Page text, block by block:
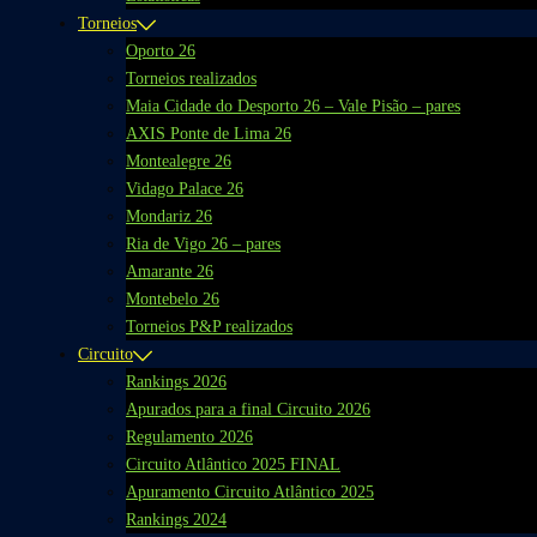
Torneios
Oporto 26
Torneios realizados
Maia Cidade do Desporto 26 – Vale Pisão – pares
AXIS Ponte de Lima 26
Montealegre 26
Vidago Palace 26
Mondariz 26
Ria de Vigo 26 – pares
Amarante 26
Montebelo 26
Torneios P&P realizados
Circuito
Rankings 2026
Apurados para a final Circuito 2026
Regulamento 2026
Circuito Atlântico 2025 FINAL
Apuramento Circuito Atlântico 2025
Rankings 2024